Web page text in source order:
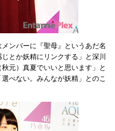
ンバーに『聖母』というあだ名
とか妖精にリンクする」と深川
元）真夏でいいと思います」と
べない。みんなが妖精」とのこ